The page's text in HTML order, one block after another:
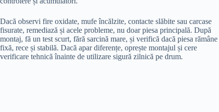
Dacă observi fire oxidate, mufe încălzite, contacte slăbite sau carcase
fisurate, remediază și acele probleme, nu doar piesa principală. După
montaj, fă un test scurt, fără sarcină mare, și verifică dacă piesa rămâne
fixă, rece și stabilă. Dacă apar diferențe, oprește montajul și cere
verificare tehnică înainte de utilizare sigură zilnică pe drum.